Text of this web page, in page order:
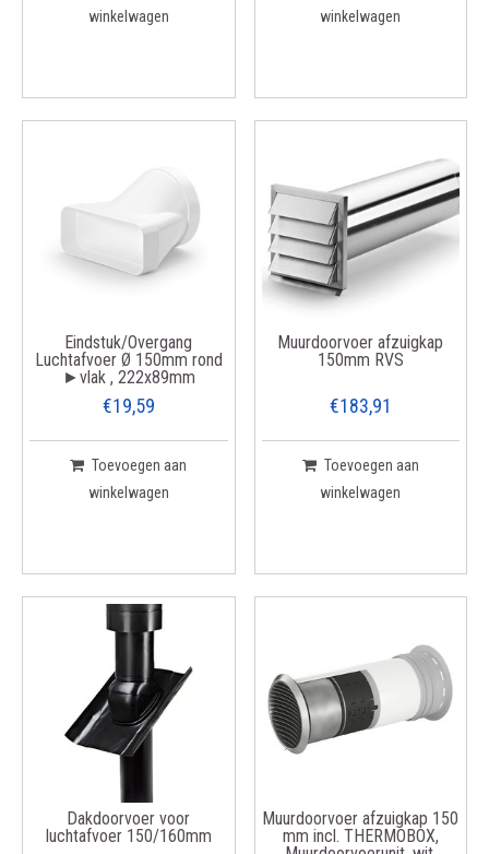
winkelwagen
winkelwagen
Eindstuk/Overgang
Luchtafvoer Ø 150mm rond
►vlak , 222x89mm
€19,59
Toevoegen aan
winkelwagen
Muurdoorvoer afzuigkap
150mm RVS
€183,91
Toevoegen aan
winkelwagen
Dakdoorvoer voor
luchtafvoer 150/160mm
Muurdoorvoer afzuigkap 150
mm incl. THERMOBOX,